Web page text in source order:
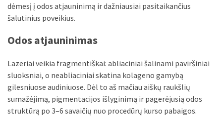
dėmesį į odos atjauninimą ir dažniausiai pasitaikančius
šalutinius poveikius.
Odos atjauninimas
Lazeriai veikia fragmentiškai: abliaciniai šalinami paviršiniai
sluoksniai, o neabliaciniai skatina kolageno gamybą
gilesniuose audiniuose. Dėl to aš mačiau aiškų raukšlių
sumažėjimą, pigmentacijos išlyginimą ir pagerėjusią odos
struktūrą po 3–6 savaičių nuo procedūrų kurso pabaigos.